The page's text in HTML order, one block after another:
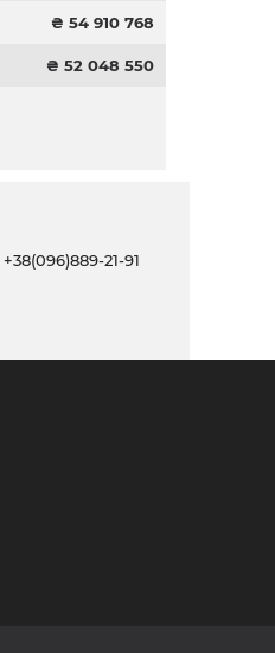
₴ 54 910 768
₴ 52 048 550
+38(096)889-21-91